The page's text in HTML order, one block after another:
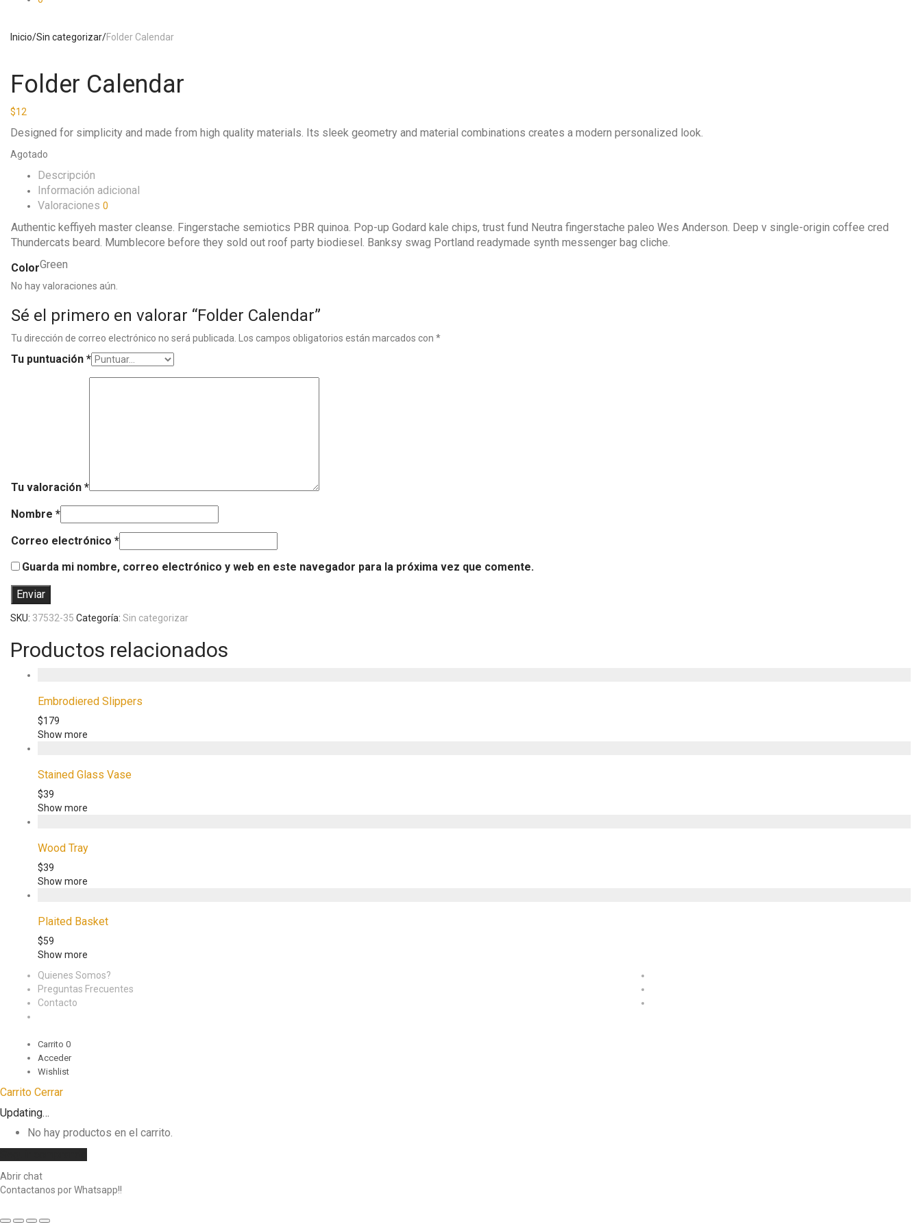
Inicio/Sin categorizar/Folder Calendar
Folder Calendar
$12
Designed for simplicity and made from high quality materials. Its sleek geometry and material combinations creates a modern personalized look.
Agotado
Descripción
Información adicional
Valoraciones 0
Authentic keffiyeh master cleanse. Fingerstache semiotics PBR quinoa. Pop-up Godard kale chips, trust fund Neutra fingerstache paleo Wes Anderson. Deep v single-origin coffee cred
Thundercats beard. Mumblecore before they sold out roof party biodiesel. Banksy swag Portland readymade synth messenger bag cliche.
ColorGreen
No hay valoraciones aún.
Sé el primero en valorar “Folder Calendar”
Tu dirección de correo electrónico no será publicada. Los campos obligatorios están marcados con *
Tu puntuación *
Tu valoración *
Nombre *
Correo electrónico *
Guarda mi nombre, correo electrónico y web en este navegador para la próxima vez que comente.
SKU: 37532-35 Categoría: Sin categorizar
Productos relacionados
Embrodiered Slippers
$179
Show more
Stained Glass Vase
$39
Show more
Wood Tray
$39
Show more
Plaited Basket
$59
Show more
Quienes Somos?
Preguntas Frecuentes
Contacto
Carrito 0
Acceder
Wishlist
Carrito Cerrar
Updating…
No hay productos en el carrito.
Abrir chat
Contactanos por Whatsapp!!